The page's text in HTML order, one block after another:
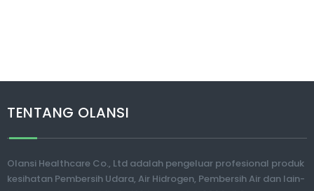
TENTANG OLANSI
Olansi Healthcare Co., Ltd adalah pengeluar profesional produk
kesihatan Pembersih Udara, Air Hidrogen, Pembersih Air dan lain-